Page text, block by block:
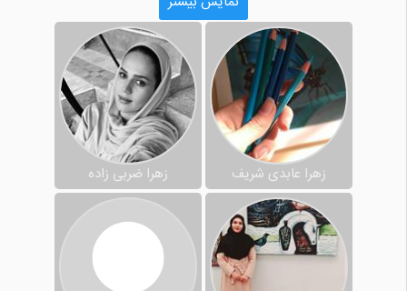
زهرا عابدی شریف زهرا ضربی زاده